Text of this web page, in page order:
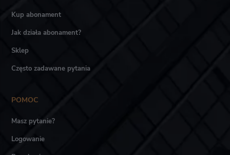
Kup abonament
Jak działa abonament?
Sklep
Często zadawane pytania
POMOC
Masz pytanie?
Logowanie